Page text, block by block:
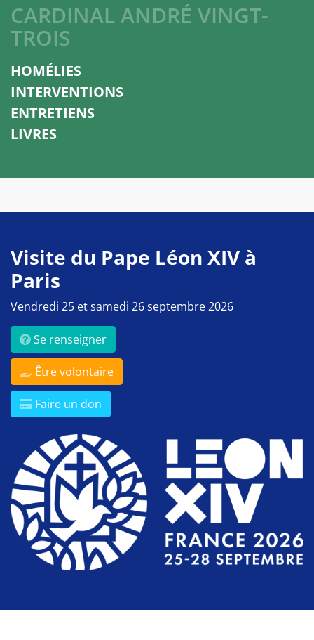
CARDINAL ANDRÉ VINGT-
TROIS
HOMÉLIES
INTERVENTIONS
ENTRETIENS
LIVRES
Visite du Pape Léon XIV à
Paris
Vendredi 25 et samedi 26 septembre 2026
Se renseigner
Être volontaire
Faire un don